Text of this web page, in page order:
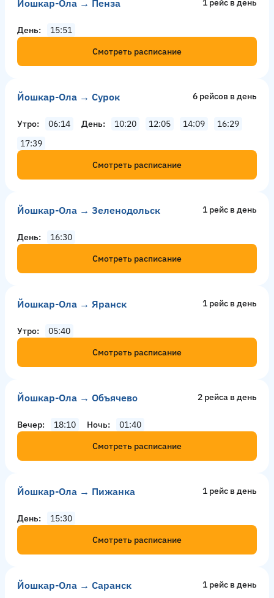
Йошкар-Ола → Пенза 1 рейс в день
День
15:51
Смотреть расписание
Йошкар-Ола → Сурок 6 рейсов в день
Утро 06:14 День 10:20 12:05 14:09
16:29
17:39
Смотреть расписание
Йошкар-Ола → Зеленодольск 1 рейс в день
День
16:30
Смотреть расписание
Йошкар-Ола → Яранск 1 рейс в день
Утро
05:40
Смотреть расписание
Йошкар-Ола → Объячево 2 рейсa в день
Вечер 18:10 Ночь
01:40
Смотреть расписание
Йошкар-Ола → Пижанка 1 рейс в день
День
15:30
Смотреть расписание
Йошкар-Ола → Саранск 1 рейс в день